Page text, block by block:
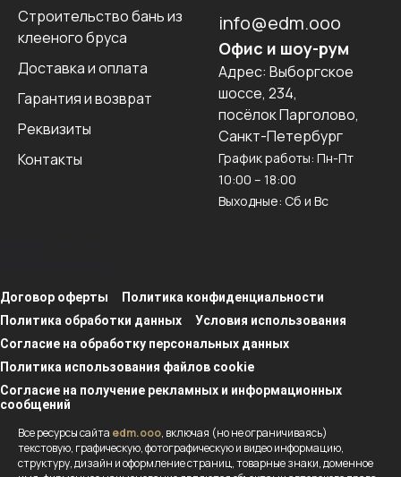
Строительство бань из
клееного бруса
Доставка и оплата
Гарантия и возврат
Реквизиты
Контакты
info@edm.ooo
Офис и шоу-рум
Адрес: Выборгское
шоссе, 234,
посёлок Парголово,
Санкт-Петербург
График работы: Пн-Пт
10:00 – 18:00
Выходные: Сб и Вс
Договор оферты
Политика конфиденциальности
Политика обработки данных
Условия использования
Согласие на обработку персональных данных
Политика использования файлов cookie
Согласие на получение рекламных и информационных
сообщений
Все ресурсы сайта edm.ooo, включая (но не ограничиваясь)
текстовую, графическую, фотографическую и видео информацию,
структуру, дизайн и оформление страниц, товарные знаки, доменное